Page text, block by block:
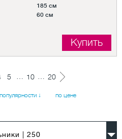
185 см
60 см
Купить
5 10 20
↓ по цене
| 250